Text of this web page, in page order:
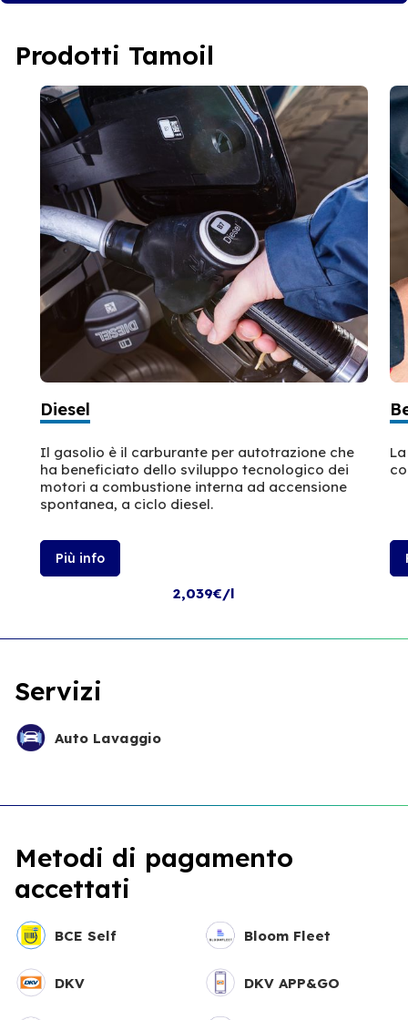
Prodotti Tamoil
Diesel
Il gasolio è il carburante per autotrazione che
ha beneficiato dello sviluppo tecnologico dei
motori a combustione interna ad accensione
spontanea, a ciclo diesel.
Più info
2,039€/l
Servizi
Auto Lavaggio
Metodi di pagamento
accettati
BCE Self Bloom Fleet
DKV DKV APP&GO